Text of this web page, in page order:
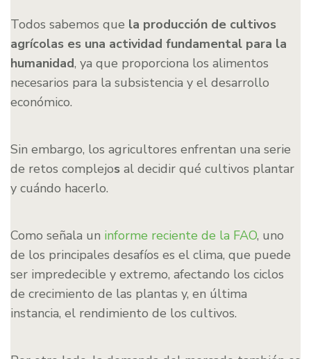
Todos sabemos que la producción de cultivos
agrícolas es una actividad fundamental para la
humanidad, ya que proporciona los alimentos
necesarios para la subsistencia y el desarrollo
económico.
Sin embargo, los agricultores enfrentan una serie
de retos complejos al decidir qué cultivos plantar
y cuándo hacerlo.
Como señala un informe reciente de la FAO, uno
de los principales desafíos es el clima, que puede
ser impredecible y extremo, afectando los ciclos
de crecimiento de las plantas y, en última
instancia, el rendimiento de los cultivos.